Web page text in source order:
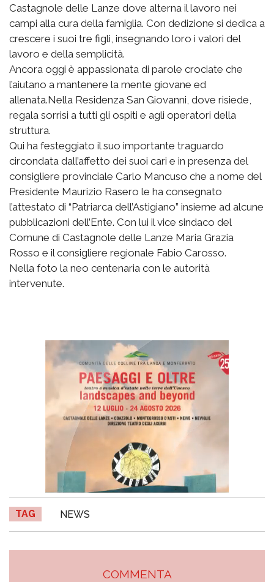
Castagnole delle Lanze dove alterna il lavoro nei
campi alla cura della famiglia. Con dedizione si dedica a
crescere i suoi tre figli, insegnando loro i valori del
lavoro e della semplicità.
Ancora oggi è appassionata di parole crociate che
l’aiutano a mantenere la mente giovane ed
allenata.Nella Residenza San Giovanni, dove risiede,
regala sorrisi a tutti gli ospiti e agli operatori della
struttura.
Qui ha festeggiato il suo importante traguardo
circondata dall’affetto dei suoi cari e in presenza del
consigliere provinciale Carlo Mancuso che a nome del
Presidente Maurizio Rasero le ha consegnato
l’attestato di “Patriarca dell’Astigiano” insieme ad alcune
pubblicazioni dell’Ente. Con lui il vice sindaco del
Comune di Castagnole delle Lanze Maria Grazia
Rosso e il consigliere regionale Fabio Carosso.
Nella foto la neo centenaria con le autorità
intervenute.
TAG NEWS
COMMENTA